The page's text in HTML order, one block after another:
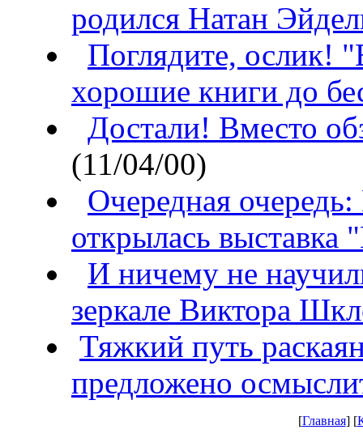
родился Натан
Поглядите, ослик!
хорошие книги до
Достали! Вместо
(11/04/00)
Очередная очередь:
открылась выставка
И ничему не
зеркале Виктора
Тяжкий путь
предложено
[Главная] [